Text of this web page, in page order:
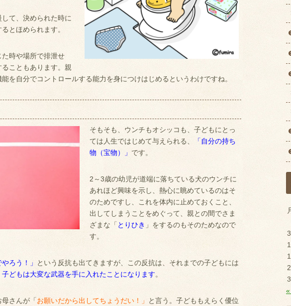
て、決められた時に
とほめられます。
時や場所で排泄せ
こともあります。親
を自分でコントロールする能力を身につけはじめるというわけですね。
そもそも、ウンチもオシッコも、子どもにとっ
ては人生ではじめて与えられる、
「自分の持ち
物（宝物）」 です。
2～3歳の幼児が道端に落ちている犬のウンチに
あれほど興味を示し、熱心に眺めているのはそ
のためですし、これを体内に止めておくこと、
出してしまうことをめぐって、親との間でさま
ざまな「 とりひき 」をするのもそのためなので
す。
ろう！」
という反抗も出てきますが、この反抗は、それまでの子どもには
子どもは大変な武器を手に入れたことになります。
さんが「お願いだから出してちょうだい！」
と言う。子どももえらく優位
3
«